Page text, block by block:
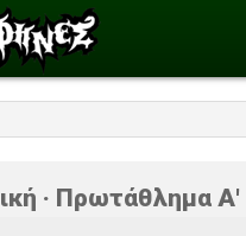
· Πρωτάθλημα Α'